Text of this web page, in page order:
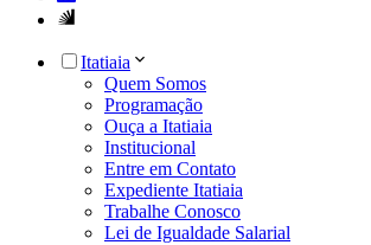
Itatiaia
Quem Somos
Programação
Ouça a Itatiaia
Institucional
Entre em Contato
Expediente Itatiaia
Trabalhe Conosco
Lei de Igualdade Salarial